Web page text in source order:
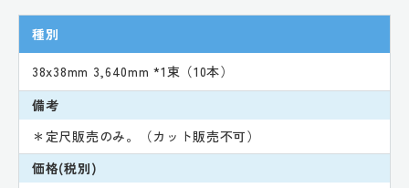
種別
38x38mm 3,640mm *1束（10本）
備考
＊定尺販売のみ。（カット販売不可）
価格(税別)